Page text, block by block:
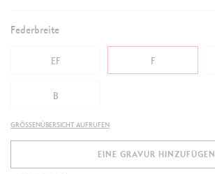
Federbreite
EF F
B
GRÖSSENÜBERSICHT AUFRUFEN
EINE GRAVUR HINZUFÜGEN